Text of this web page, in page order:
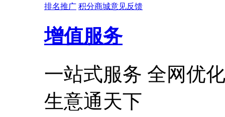
排名推广 积分商城意见反馈
增值服务
一站式服务 全网优
生意通天下